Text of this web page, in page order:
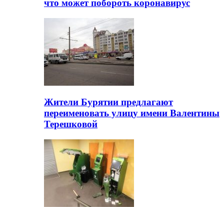
что может побороть коронавирус
Жители Бурятии предлагают
переименовать улицу имени Валентины
Терешковой